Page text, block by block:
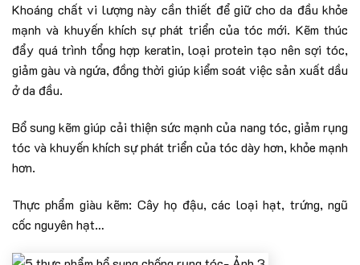
Khoáng chất vi lượng này cần thiết để giữ cho da đầu khỏe
mạnh và khuyến khích sự phát triển của tóc mới. Kẽm thúc
đẩy quá trình tổng hợp keratin, loại protein tạo nên sợi tóc,
giảm gàu và ngứa, đồng thời giúp kiểm soát việc sản xuất dầu
ở da đầu.
Bổ sung kẽm giúp cải thiện sức mạnh của nang tóc, giảm rụng
tóc và khuyến khích sự phát triển của tóc dày hơn, khỏe mạnh
hơn.
Thực phẩm giàu kẽm: Cây họ đậu, các loại hạt, trứng, ngũ
cốc nguyên hạt…